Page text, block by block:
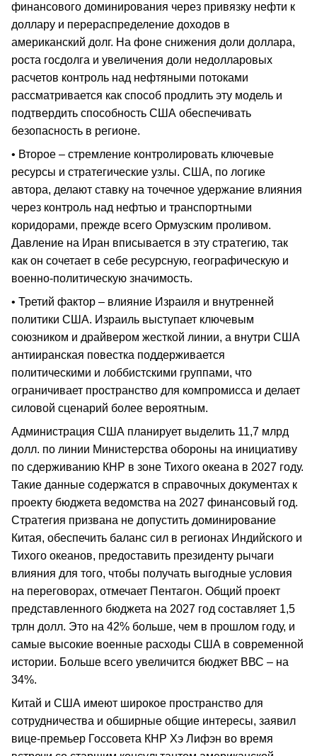
финансового доминирования через привязку нефти к
доллару и перераспределение доходов в
американский долг. На фоне снижения доли доллара,
роста госдолга и увеличения доли недолларовых
расчетов контроль над нефтяными потоками
рассматривается как способ продлить эту модель и
подтвердить способность США обеспечивать
безопасность в регионе.
• Второе – стремление контролировать ключевые
ресурсы и стратегические узлы. США, по логике
автора, делают ставку на точечное удержание влияния
через контроль над нефтью и транспортными
коридорами, прежде всего Ормузским проливом.
Давление на Иран вписывается в эту стратегию, так
как он сочетает в себе ресурсную, географическую и
военно-политическую значимость.
• Третий фактор – влияние Израиля и внутренней
политики США. Израиль выступает ключевым
союзником и драйвером жесткой линии, а внутри США
антииранская повестка поддерживается
политическими и лоббистскими группами, что
ограничивает пространство для компромисса и делает
силовой сценарий более вероятным.
Администрация США планирует выделить 11,7 млрд
долл. по линии Министерства обороны на инициативу
по сдерживанию КНР в зоне Тихого океана в 2027 году.
Такие данные содержатся в справочных документах к
проекту бюджета ведомства на 2027 финансовый год.
Стратегия призвана не допустить доминирование
Китая, обеспечить баланс сил в регионах Индийского и
Тихого океанов, предоставить президенту рычаги
влияния для того, чтобы получать выгодные условия
на переговорах, отмечает Пентагон. Общий проект
представленного бюджета на 2027 год составляет 1,5
трлн долл. Это на 42% больше, чем в прошлом году, и
самые высокие военные расходы США в современной
истории. Больше всего увеличится бюджет ВВС – на
34%.
Китай и США имеют широкое пространство для
сотрудничества и обширные общие интересы, заявил
вице-премьер Госсовета КНР Хэ Лифэн во время